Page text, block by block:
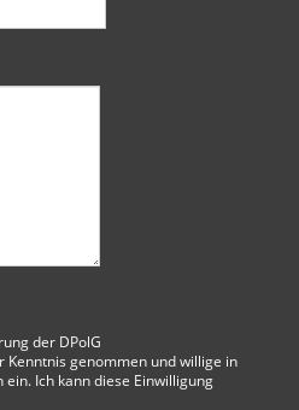
der DPolG
Kenntnis genommen und willige in
Ich kann diese Einwilligung